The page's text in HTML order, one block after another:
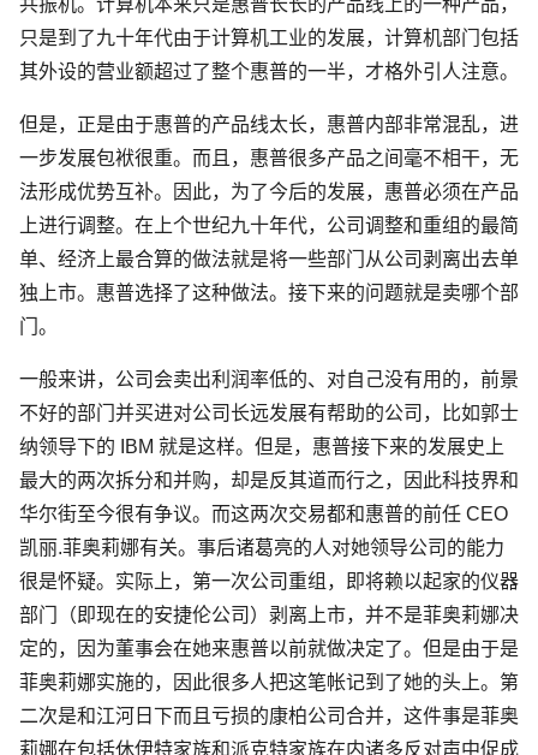
共振机。计算机本来只是惠普长长的产品线上的一种产品，
只是到了九十年代由于计算机工业的发展，计算机部门包括
其外设的营业额超过了整个惠普的一半，才格外引人注意。
但是，正是由于惠普的产品线太长，惠普内部非常混乱，进
一步发展包袱很重。而且，惠普很多产品之间毫不相干，无
法形成优势互补。因此，为了今后的发展，惠普必须在产品
上进行调整。在上个世纪九十年代，公司调整和重组的最简
单、经济上最合算的做法就是将一些部门从公司剥离出去单
独上市。惠普选择了这种做法。接下来的问题就是卖哪个部
门。
一般来讲，公司会卖出利润率低的、对自己没有用的，前景
不好的部门并买进对公司长远发展有帮助的公司，比如郭士
纳领导下的 IBM 就是这样。但是，惠普接下来的发展史上
最大的两次拆分和并购，却是反其道而行之，因此科技界和
华尔街至今很有争议。而这两次交易都和惠普的前任 CEO
凯丽.菲奥莉娜有关。事后诸葛亮的人对她领导公司的能力
很是怀疑。实际上，第一次公司重组，即将赖以起家的仪器
部门（即现在的安捷伦公司）剥离上市，并不是菲奥莉娜决
定的，因为董事会在她来惠普以前就做决定了。但是由于是
菲奥莉娜实施的，因此很多人把这笔帐记到了她的头上。第
二次是和江河日下而且亏损的康柏公司合并，这件事是菲奥
莉娜在包括休伊特家族和派克特家族在内诸多反对声中促成